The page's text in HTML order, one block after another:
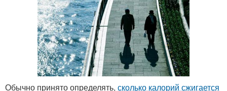
Обычно принято определять, сколько калорий сжигается